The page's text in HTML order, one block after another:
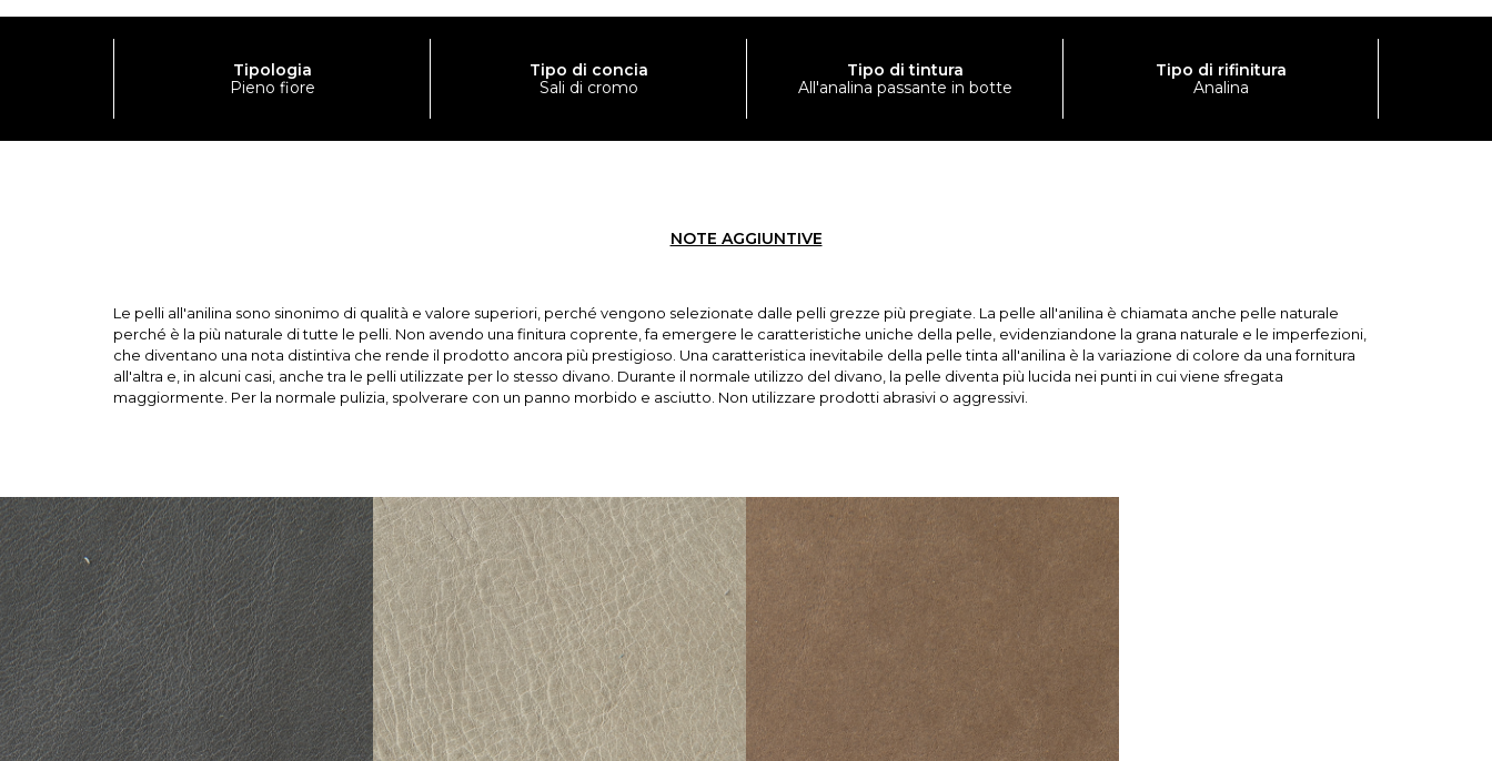
Tipologia
Pieno fiore
Tipo di concia
Sali di cromo
Tipo di tintura
All'analina passante in botte
Tipo di rifinitura
Analina
NOTE AGGIUNTIVE
Le pelli all'anilina sono sinonimo di qualità e valore superiori, perché vengono selezionate dalle pelli grezze più pregiate. La pelle all'anilina è chiamata anche pelle naturale
perché è la più naturale di tutte le pelli. Non avendo una finitura coprente, fa emergere le caratteristiche uniche della pelle, evidenziandone la grana naturale e le imperfezioni,
che diventano una nota distintiva che rende il prodotto ancora più prestigioso. Una caratteristica inevitabile della pelle tinta all'anilina è la variazione di colore da una fornitura
all'altra e, in alcuni casi, anche tra le pelli utilizzate per lo stesso divano. Durante il normale utilizzo del divano, la pelle diventa più lucida nei punti in cui viene sfregata
maggiormente. Per la normale pulizia, spolverare con un panno morbido e asciutto. Non utilizzare prodotti abrasivi o aggressivi.